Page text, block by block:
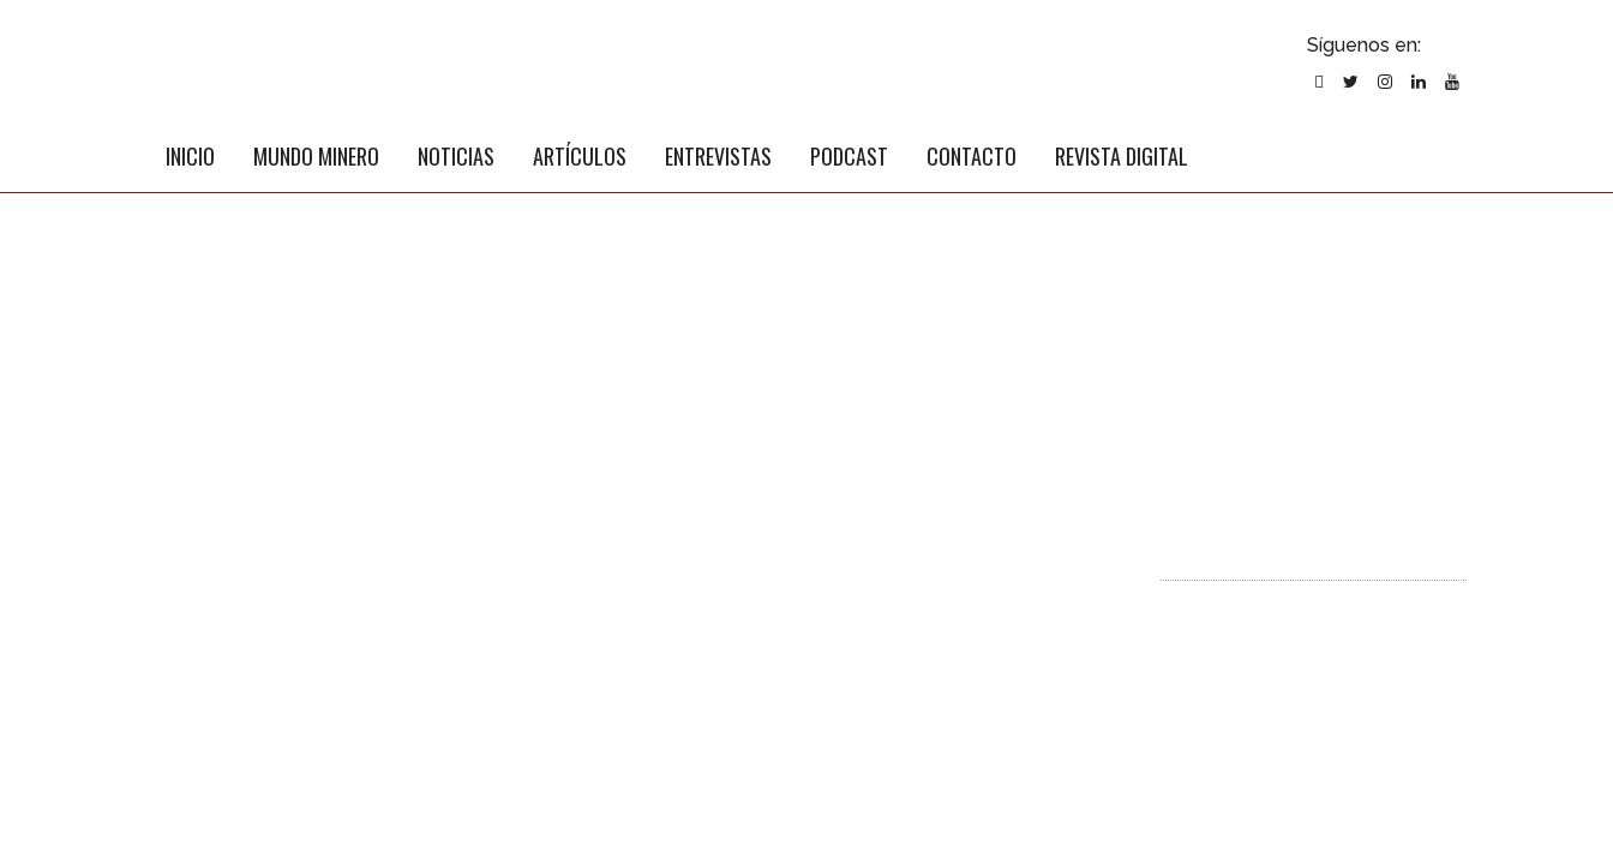
Síguenos en:
INICIO MUNDO MINERO NOTICIAS ARTÍCULOS ENTREVISTAS PODCAST CONTACTO REVISTA DIGITAL